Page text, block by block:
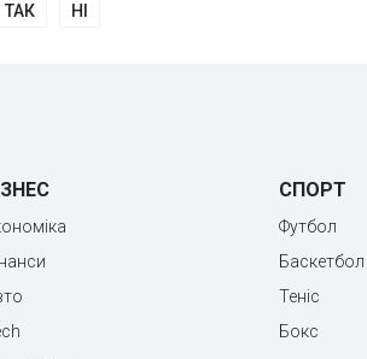
ТАК НІ
СПОРТ
Футбол
Баскетбол
Теніс
Бокс